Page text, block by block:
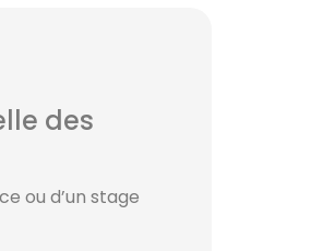
des
ou d’un stage